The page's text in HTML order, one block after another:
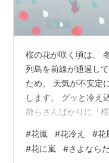
桜の花が咲く頃は、
列島を前線が通過し
ため、 天気が不安定
します。 グッと冷え
散らさんばかりに「
して降る 「霙」(みぞ
なあらし） 花冷え（
#花嵐 #花冷え #花
#花に嵐 #さよなら